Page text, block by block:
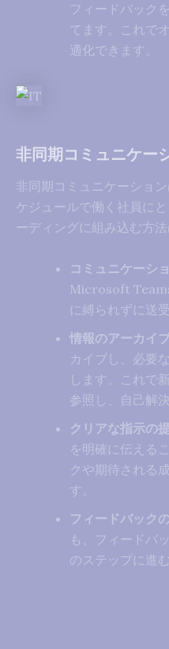
フィードバック
てます。これで
適化できます。
非同期コミュニケー
非同期コミュニケーショ
ケジュールで働く社員に
ーディングに組み込む方法
コミュニケーシ
Microsoft
に縛られずに送
情報のアーカイ
カイブし、必要
します。これで
参照し、自己解
クリアな指示の
を明確に伝える
クや期待される
す。
フィードバック
も、フィードバ
のステップに進